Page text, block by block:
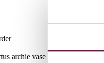
archie vase no1 antal